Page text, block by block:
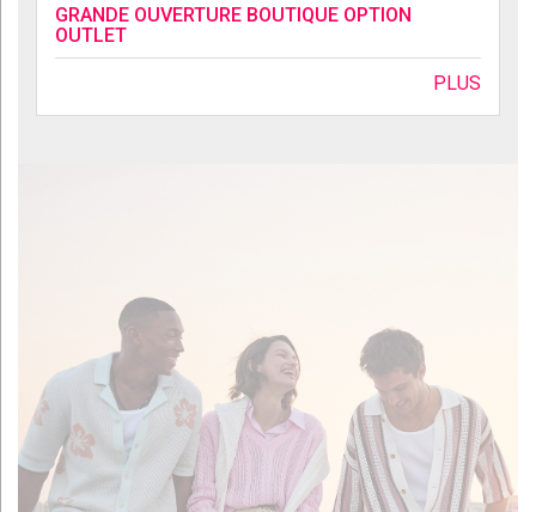
GRANDE OUVERTURE BOUTIQUE OPTION
OUTLET
PLUS